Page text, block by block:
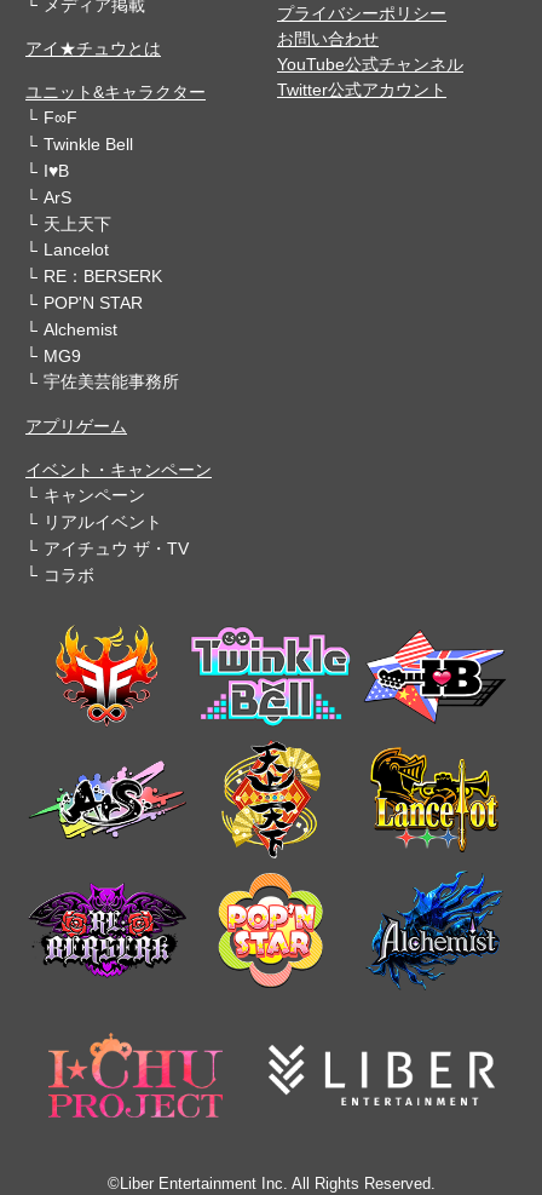
メディア掲載
アイ★チュウとは
ユニット&キャラクター
F∞F
Twinkle Bell
I♥B
ArS
天上天下
Lancelot
RE：BERSERK
POP'N STAR
Alchemist
MG9
宇佐美芸能事務所
アプリゲーム
イベント・キャンペーン
キャンペーン
リアルイベント
アイチュウ ザ・TV
コラボ
プライバシーポリシー
お問い合わせ
YouTube公式チャンネル
Twitter公式アカウント
©Liber Entertainment Inc. All Rights Reserved.